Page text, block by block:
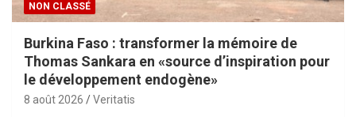
NON CLASSÉ
Burkina Faso : transformer la mémoire de
Thomas Sankara en «source d’inspiration pour
le développement endogène»
8 août 2026 Veritatis